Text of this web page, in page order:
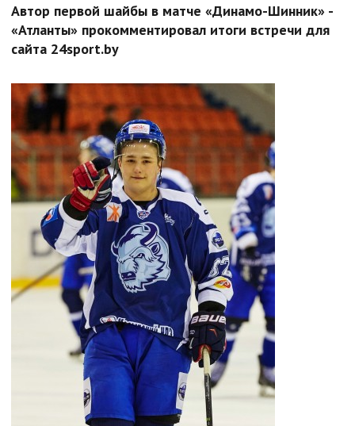
Автор первой шайбы в матче «Динамо-Шинник» -
«Атланты» прокомментировал итоги встречи для
сайта 24sport.by